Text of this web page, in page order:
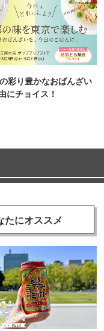
彩り豊かなおばんざい
にチョイス！
たにオススメ